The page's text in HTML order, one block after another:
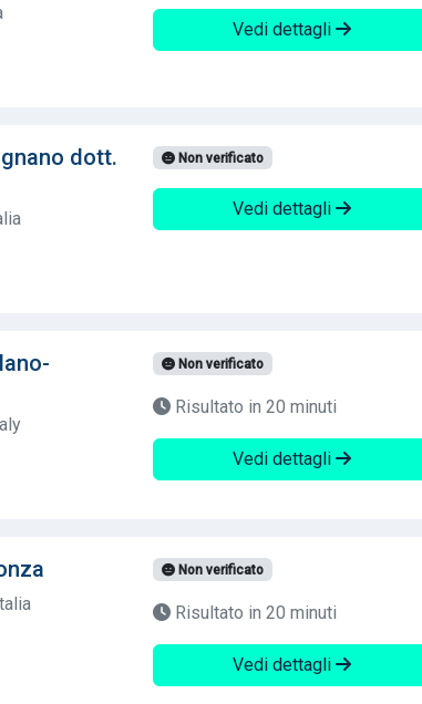
Vedi dettagli
dott.
Non verificato
Vedi dettagli
Non verificato
Risultato in 20 minuti
Vedi dettagli
Non verificato
Risultato in 20 minuti
Vedi dettagli